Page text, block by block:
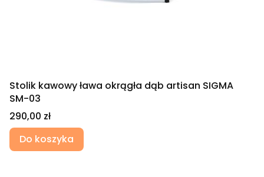
Stolik kawowy ława okrągła dąb artisan SIGMA
SM-03
Cena
290,00 zł
Do koszyka